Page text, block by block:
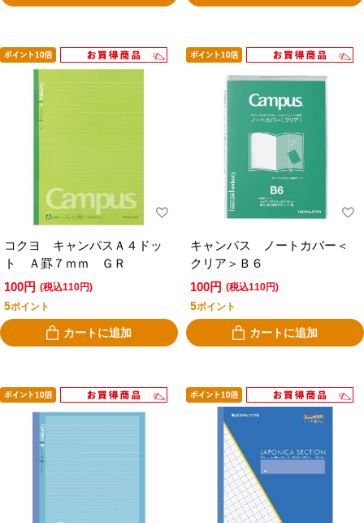
コクヨ キャンパスＡ４ドッ
ト Ａ罫７ｍｍ ＧＲ
100円 (税込110円)
5ポイント
カートに追加
キャンパス ノートカバー＜
クリア＞Ｂ６
100円 (税込110円)
5ポイント
カートに追加